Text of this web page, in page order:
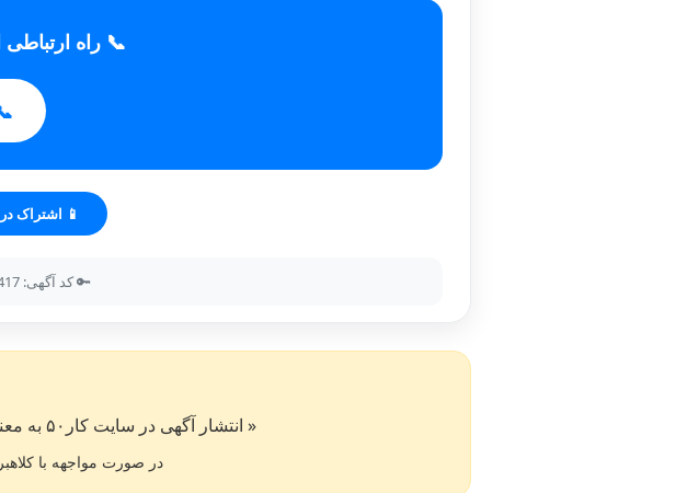
📞 راه
📱 اشتراک
🔑 کد آگهی: 152286407025763389190496385417
« انتشار آگهی در سایت کار۵۰ به معنی تایید آگهی دهنده از طرف سایت کار۵۰ نمی باشد. »
در صورت مواجهه با